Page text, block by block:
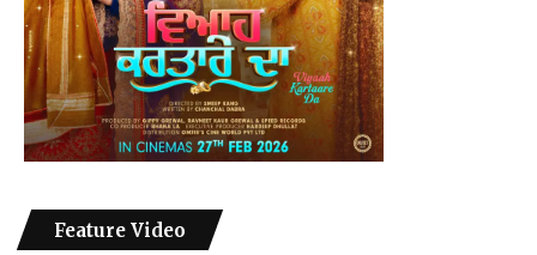
Feature Video